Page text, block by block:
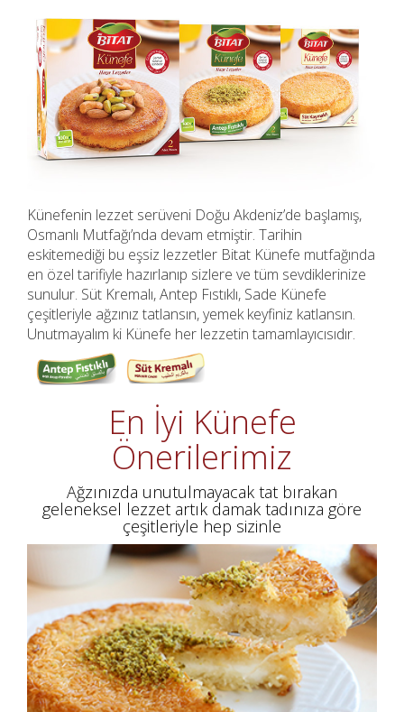
Künefenin lezzet serüveni Doğu Akdeniz’de başlamış,
Osmanlı Mutfağı’nda devam etmiştir. Tarihin
eskitemediği bu eşsiz lezzetler Bitat Künefe mutfağında
en özel tarifiyle hazırlanıp sizlere ve tüm sevdiklerinize
sunulur. Süt Kremalı, Antep Fıstıklı, Sade Künefe
çeşitleriyle ağzınız tatlansın, yemek keyfiniz katlansın.
Unutmayalım ki Künefe her lezzetin tamamlayıcısıdır.
En İyi Künefe
Önerilerimiz
Ağzınızda unutulmayacak tat bırakan
geleneksel lezzet artık damak tadınıza göre
çeşitleriyle hep sizinle